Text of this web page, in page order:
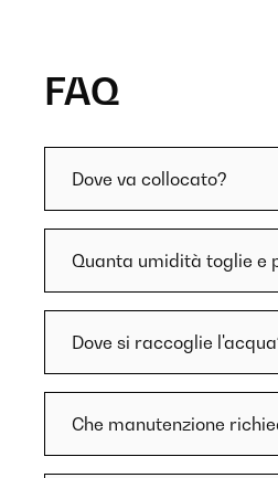
FAQ
Dove va collocato?
Quanta umidità toglie e
Dove si raccoglie
Che manutenzione